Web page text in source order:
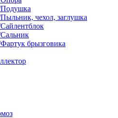
Подушка
чехол, заглушка
Сальник
брызговика